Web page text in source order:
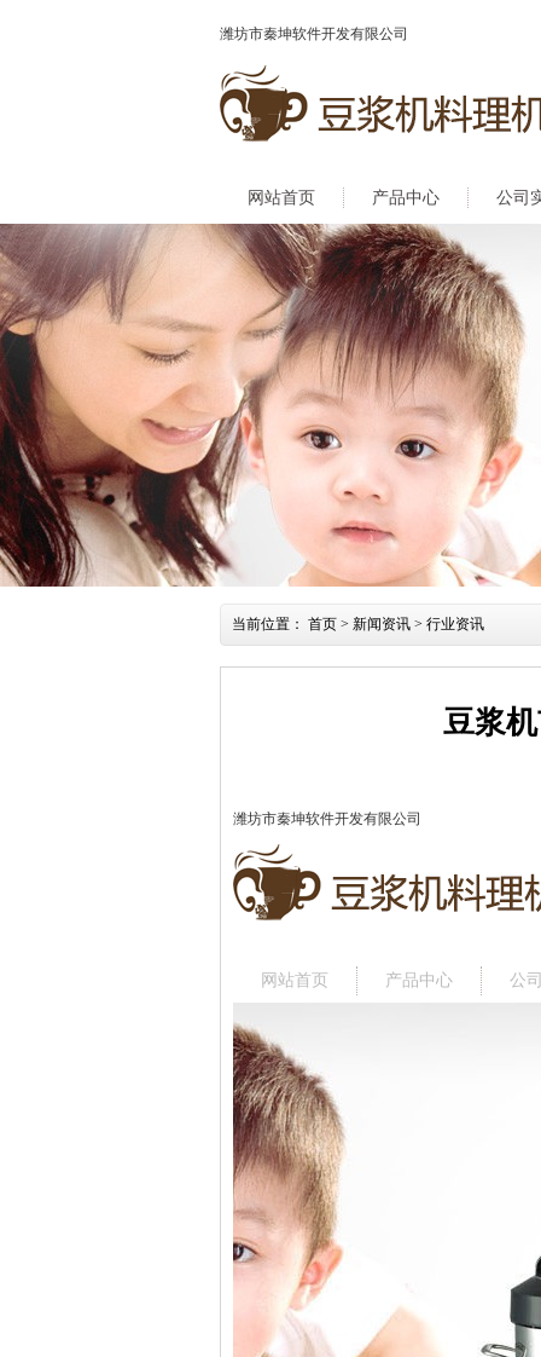
潍坊市秦坤软件开发有限公司
网站首页 产品中心 公司
当前位置： 首页 > 新闻资讯 > 行业资讯
豆浆
潍坊市秦坤软件开发有限公司
网站首页 产品中心 公